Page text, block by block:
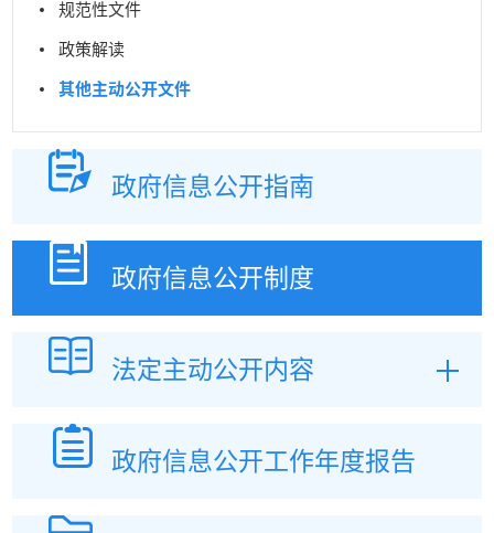
规范性文件
政策解读
其他主动公开文件
政府信息公开指南
政府信息公开制度
法定主动公开内容
政府信息公开工作年度报告